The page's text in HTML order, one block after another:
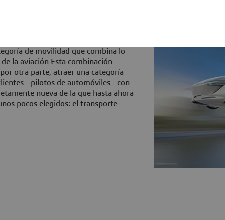
sede en Eslovaquia, por ejemplo,
para un coche volador de despegue
de movilidad que combina lo
la aviación Esta combinación
otra parte, atraer una categoría
- pilotos de automóviles - con
nueva de la que hasta ahora
pocos elegidos: el transporte